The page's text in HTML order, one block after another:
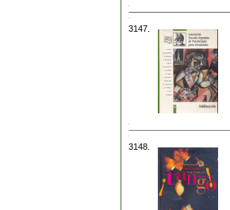
3147.
3148.